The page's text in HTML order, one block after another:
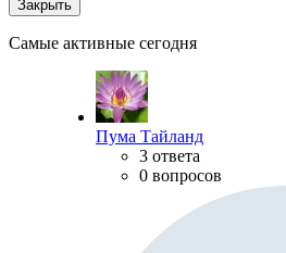
Закрыть
Самые активные сегодня
Пума Тайланд
3 ответа
0 вопросов